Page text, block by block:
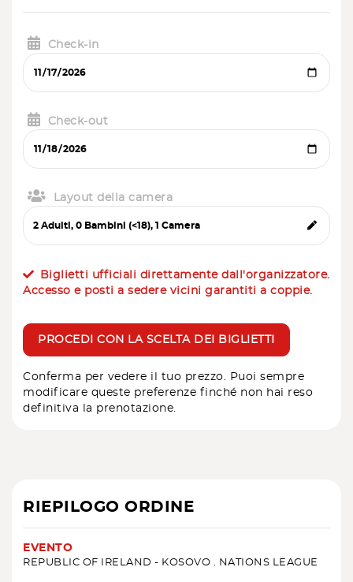
Check-in
Check-out
Layout della camera
Biglietti ufficiali direttamente dall'organizzatore.
Accesso e posti a sedere vicini garantiti a coppie.
PROCEDI CON LA SCELTA DEI BIGLIETTI
Conferma per vedere il tuo prezzo. Puoi sempre
modificare queste preferenze finché non hai reso
definitiva la prenotazione.
RIEPILOGO ORDINE
EVENTO
REPUBLIC OF IRELAND - KOSOVO . NATIONS LEAGUE